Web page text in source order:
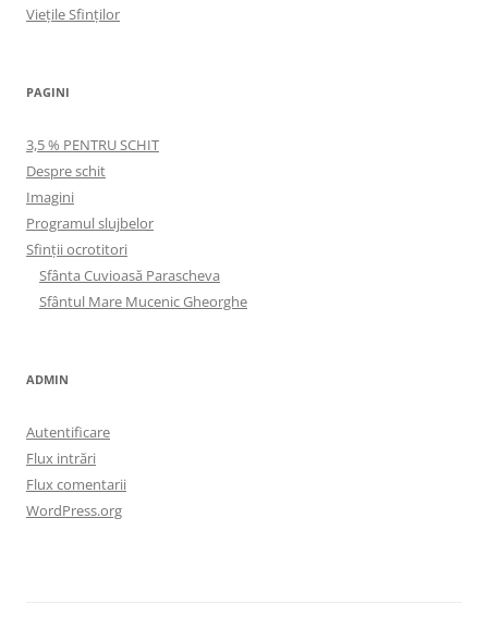
Viețile Sfinților
PAGINI
3,5 % PENTRU SCHIT
Despre schit
Imagini
Programul slujbelor
Sfinţii ocrotitori
Sfânta Cuvioasă Parascheva
Sfântul Mare Mucenic Gheorghe
ADMIN
Autentificare
Flux intrări
Flux comentarii
WordPress.org